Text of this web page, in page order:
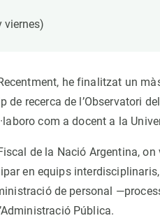
viernes)
he finalitzat un
recerca de l’Observatori
com a docent a la
de la Nació Argentina,
en equips
de personal
Pública.